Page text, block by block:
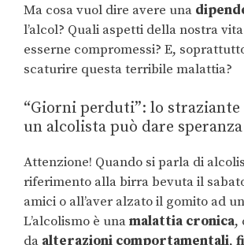
Ma cosa vuol dire avere una
l’alcol? Quali aspetti della nostra
esserne compromessi? E,
scaturire questa terribile malattia?
“Giorni perduti”: lo
un alcolista può dare speranza
Attenzione! Quando si parla di
riferimento alla birra bevuta il
amici o all’aver alzato il gomito ad
L’alcolismo è unamalattia cronica,
da alterazioni comportamentali,